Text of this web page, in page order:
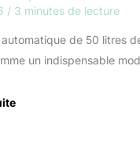
/ 3 minutes de lecture
de 50 litres
un indispensable